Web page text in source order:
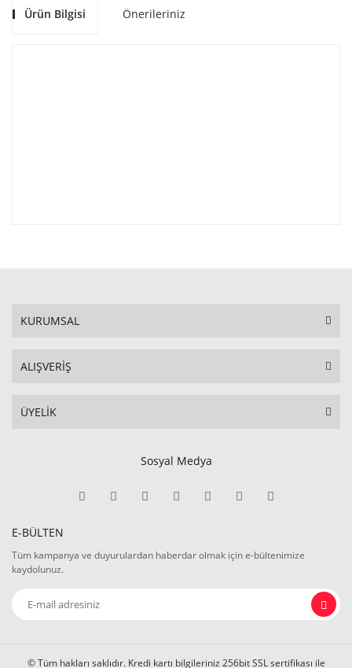
Ürün Bilgisi Önerileriniz
KURUMSAL
ALIŞVERİŞ
ÜYELİK
Sosyal Medya
E-BÜLTEN
Tüm kampanya ve duyurulardan haberdar olmak için e-bültenimize
kaydolunuz.
© Tüm hakları saklıdır. Kredi kartı bilgileriniz 256bit SSL sertifikası ile